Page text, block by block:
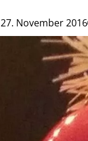
27. November 2016